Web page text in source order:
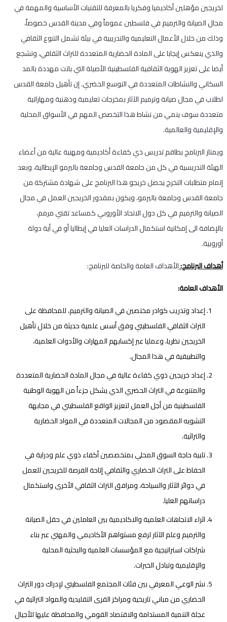
لخريجين مؤهلين أكاديميا وفكريا بالمعرفة للتقنيات الأساسية والمهمة في
مجال الصيانة والترميم في فلسطين عموماً وفي مدينة القدس خصوصاً،
وذلك من خلال الأعمال التعليمية والتدريبية في بيئة تشمل التنوع الثقافي
والذي ينعكس إيجابا على المادة الحضارية المتعددة للتراث الثقافي، وتشجع
أيضا على تعزيز الهوية الثقافية الفلسطينية الأصيلة التي باتت مهددة بالمد
السكاني والنشاطات المتعددة في التوسع الحضري. إن تأهيل جامعة القدس
لطلاب في مجال صيانة وترميم الآثار بمخرجات تعليمية وذهنية ومهاراتية
متعددة سوف ينمي من نشاط هذا التخصص المهم في الأسواق المحلية
والإقليمية والعالمية.
ويمتاز البرنامج بطاقم تدريس ذي كفاءة أكاديمية ومهنية عالية من أعضاء
الهيئة التدريسية في كل من جامعة القدس وجامعة باليرمو الإيطالية، وبعد
إتمام متطلبات التخرج يحصل خريجو هذا البرنامج على شهادة مشتركة من
جامعة القدس وجامعة باليرمو، ويكون بمقدور الخريجين العمل في مجال
الصيانة والترميم في كل دول الاتحاد الأوروبي كمساعد تقني مرمم،
بالإضافة الى إمكانية استكمال الدراسات العليا في إيطاليا أو في أية دولة
أوروبية.
أهداف البرنامج:الأهداف العامة والخاصة للبرنامج:
الأهداف العامة:
إعداد وتدريب كوادر مختصين في الصيانة والترميم، للمحافظة على
التراث الثقافي الفلسطيني وفق أسس علمية حديثة من خلال تأهيل
الخريجين نظريا، وعمليا عبر إكسابهم المهارات والأدوات العلمية،
والتطبيقية في هذا المجال.
إعداد خريجين ذوي كفاءة عالية في مجال المادة الحضارية المتعددة
والمتنوعة في التراث الحضري الذي يشكل جزءاً من الهوية الوطنية
الفلسطينية من أجل العمل لتعزيز الواقع الفلسطيني في مجابهة
التشويه المقصود من المجالات المتعددة في المواد الحضارية
والتراثية.
تلبية حاجة السوق المحلي بمتخصصين أكفاء ذوي علم ودراية في
الحفاظ على التراث الحضاري والثقافي إتاحة الفرصة للخريجين للعمل
في دوائر الآثار والسياحة، ومرافق التراث الثقافي الأخرى واستكمال
دراساتهم العليا.
اثراء الاتجاهات العلمية والاكاديمية بين العاملين في حقل الصيانة
والترميم وعلم الآثار لرفع مستواهم الأكاديمي والمهني عبر بناء
شراكات استراتيجية مع المؤسسات العلمية والبحثية المحلية
والإقليمية وتبادل الخبرات.
نشر الوعي المعرفي بين فئات المجتمع الفلسطيني لإدراك دور التراث
الحضاري من مباني تاريخية ومراكز القرى التقليدية والمواد التراثية في
عجلة التنمية المستدامة والاقتصاد القومي والمحافظة عليها للأجيال